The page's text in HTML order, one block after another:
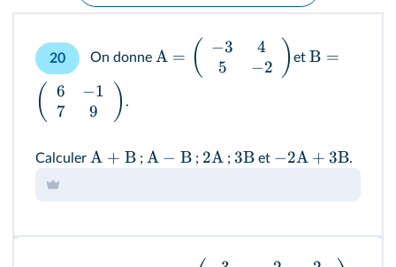
20 On donne A = ( −3
5
4
−2 )etB =
(
6
7
−1
9
) .
Calculer A + B ; A − B; 2A ; 3Bet −2A + 3B.